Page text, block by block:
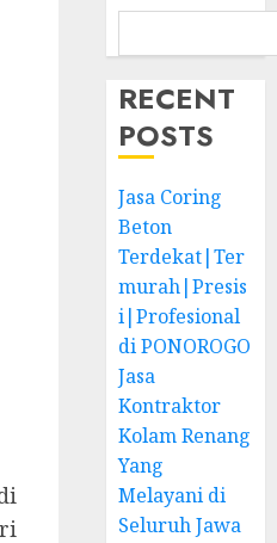
RECENT
POSTS
Jasa Coring
Beton
Terdekat|Ter
murah|Presis
i|Profesional
di PONOROGO
Jasa
Kontraktor
Kolam Renang
Yang
Melayani di
Seluruh Jawa